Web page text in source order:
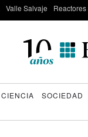
Valle Salvaje
CIENCIA SOCIEDAD